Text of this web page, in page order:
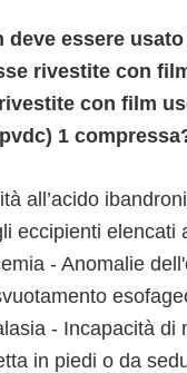
deve essere
rivestite con
con film
1
all’acido
eccipienti elencati
- Anomalie
- Incapacità di
in piedi o da